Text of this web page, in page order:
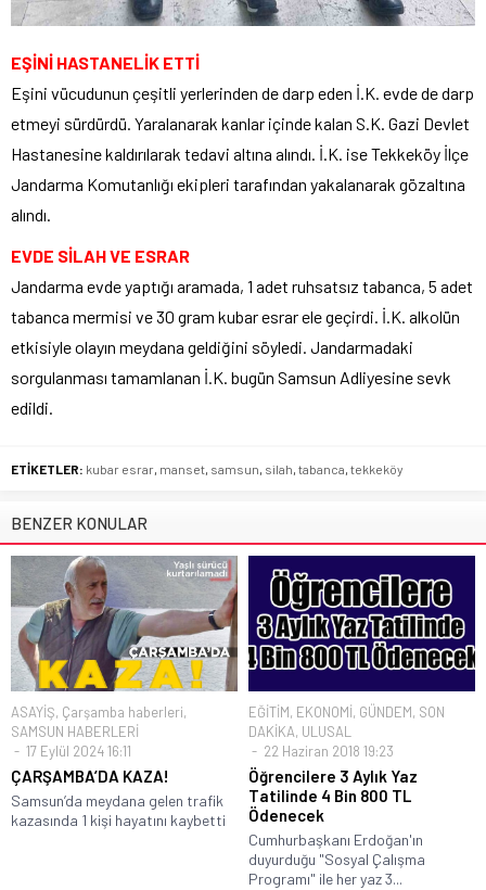
EŞİNİ HASTANELİK ETTİ
Eşini vücudunun çeşitli yerlerinden de darp eden İ.K. evde de darp
etmeyi sürdürdü. Yaralanarak kanlar içinde kalan S.K. Gazi Devlet
Hastanesine kaldırılarak tedavi altına alındı. İ.K. ise Tekkeköy İlçe
Jandarma Komutanlığı ekipleri tarafından yakalanarak gözaltına
alındı.
EVDE SİLAH VE ESRAR
Jandarma evde yaptığı aramada, 1 adet ruhsatsız tabanca, 5 adet
tabanca mermisi ve 30 gram kubar esrar ele geçirdi. İ.K. alkolün
etkisiyle olayın meydana geldiğini söyledi. Jandarmadaki
sorgulanması tamamlanan İ.K. bugün Samsun Adliyesine sevk
edildi.
ETİKETLER: kubar esrar manset samsun silah tabanca tekkeköy
BENZER KONULAR
ASAYİŞ, Çarşamba haberleri,
SAMSUN HABERLERİ
17 Eylül 2024 16:11
ÇARŞAMBA’DA KAZA!
Samsun’da meydana gelen trafik
kazasında 1 kişi hayatını kaybetti
EĞİTİM, EKONOMİ, GÜNDEM, SON
DAKİKA, ULUSAL
22 Haziran 2018 19:23
Öğrencilere 3 Aylık Yaz
Tatilinde 4 Bin 800 TL
Ödenecek
Cumhurbaşkanı Erdoğan'ın
duyurduğu "Sosyal Çalışma
Programı" ile her yaz 3...